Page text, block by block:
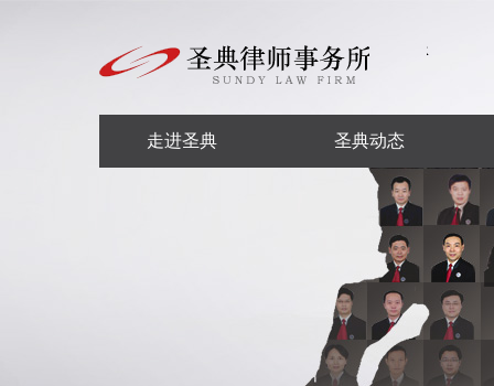
走进圣典 圣典动态